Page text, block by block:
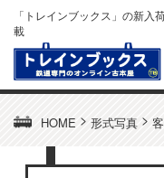
「トレインブックス」の新
載
HOME > 形式写真 >